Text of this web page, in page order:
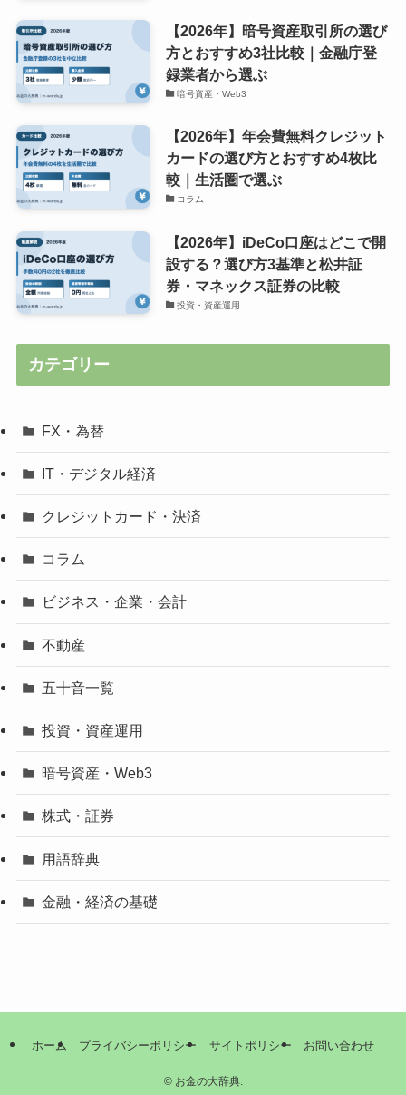
【2026年】暗号資産取引所の選び
方とおすすめ3社比較｜金融庁登
録業者から選ぶ
暗号資産・Web3
【2026年】年会費無料クレジット
カードの選び方とおすすめ4枚比
較｜生活圏で選ぶ
コラム
【2026年】iDeCo口座はどこで開
設する？選び方3基準と松井証
券・マネックス証券の比較
投資・資産運用
カテゴリー
FX・為替
IT・デジタル経済
クレジットカード・決済
コラム
ビジネス・企業・会計
不動産
五十音一覧
投資・資産運用
暗号資産・Web3
株式・証券
用語辞典
金融・経済の基礎
ホーム プライバシーポリシー サイトポリシー お問い合わせ
©お金の大辞典.